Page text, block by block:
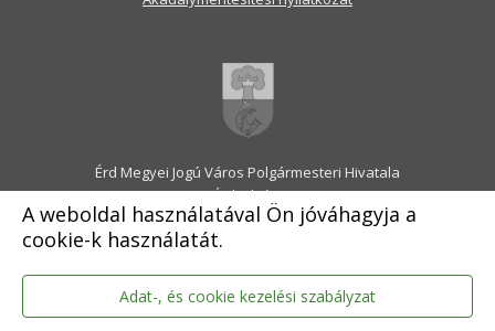
A weboldal használatával Ön jóváhagyja a
cookie-k használatát.
Adat-, és cookie kezelési szabályzat
Érd Megyei Jogú Város Polgármesteri Hivatala
2030 Érd, Alsó utca 1.
Levélcím: 2031 Érd, Pf.: 31
E-mail:onkormanyzat@erd.hu
Telefonközpont:06-23-522-300
Ügyfélszolgálat:06-23-522-301
Hivatali Kapu: ERDPH